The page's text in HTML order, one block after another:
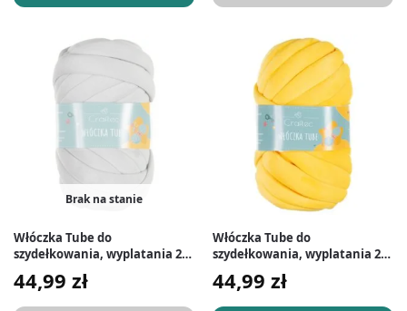
Brak na stanie
Włóczka Tube do
szydełkowania, wyplatania 20
mm szara #1
44,99 zł
Włóczka Tube do
szydełkowania, wyplatania 20
mm żółta #24
44,99 zł